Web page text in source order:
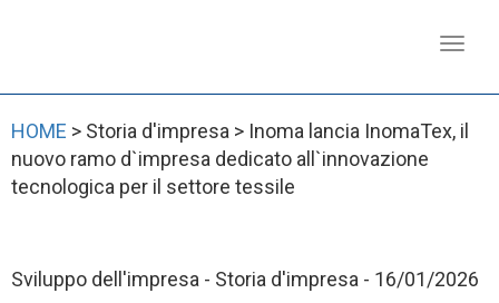
HOME > Storia d'impresa > Inoma lancia InomaTex, il
nuovo ramo d`impresa dedicato all`innovazione
tecnologica per il settore tessile
Sviluppo dell'impresa - Storia d'impresa - 16/01/2026